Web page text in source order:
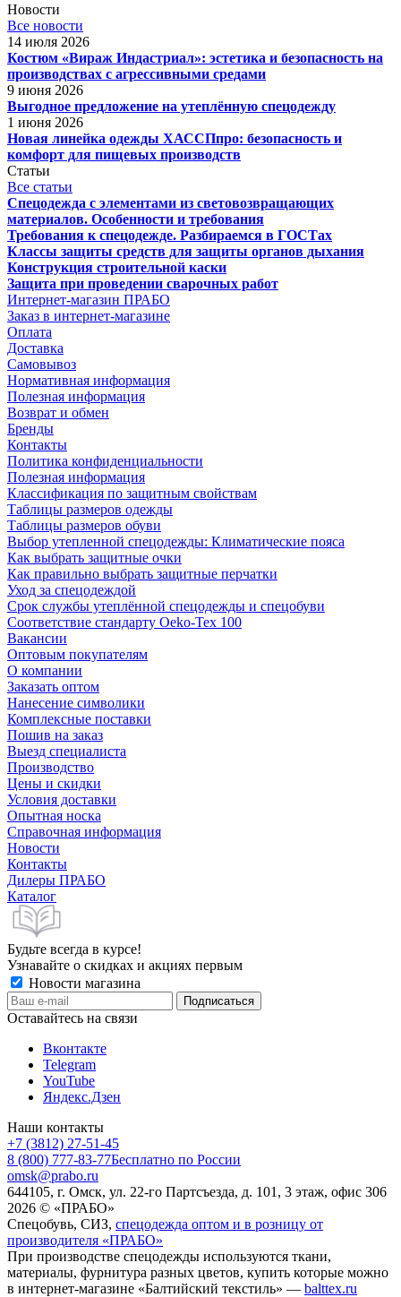
Новости
Все новости
14 июля 2026
Костюм «Вираж Индастриал»: эстетика и безопасность на
производствах с агрессивными средами
9 июня 2026
Выгодное предложение на утеплённую спецодежду
1 июня 2026
Новая линейка одежды ХАССПпро: безопасность и
комфорт для пищевых производств
Статьи
Все статьи
Спецодежда с элементами из световозвращающих
материалов. Особенности и требования
Требования к спецодежде. Разбираемся в ГОСТах
Классы защиты средств для защиты органов дыхания
Конструкция строительной каски
Защита при проведении сварочных работ
Интернет-магазин ПРАБО
Заказ в интернет-магазине
Оплата
Доставка
Самовывоз
Нормативная информация
Полезная информация
Возврат и обмен
Бренды
Контакты
Политика конфиденциальности
Полезная информация
Классификация по защитным свойствам
Таблицы размеров одежды
Таблицы размеров обуви
Выбор утепленной спецодежды: Климатические пояса
Как выбрать защитные очки
Как правильно выбрать защитные перчатки
Уход за спецодеждой
Срок службы утеплённой спецодежды и спецобуви
Соответствие стандарту Oeko-Tex 100
Вакансии
Оптовым покупателям
О компании
Заказать оптом
Нанесение символики
Комплексные поставки
Пошив на заказ
Выезд специалиста
Производство
Цены и скидки
Условия доставки
Опытная носка
Справочная информация
Новости
Контакты
Дилеры ПРАБО
Каталог
Будьте всегда в курсе!
Узнавайте о скидках и акциях первым
Новости магазина
Оставайтесь на связи
Вконтакте
Telegram
YouTube
Яндекс.Дзен
Наши контакты
+7 (3812) 27-51-45
8 (800) 777-83-77Бесплатно по России
omsk@prabo.ru
644105, г. Омск, ул. 22-го Партсъезда, д. 101, 3 этаж, офис 306
2026 © «ПРАБО»
Спецобувь, СИЗ, спецодежда оптом и в розницу от
производителя «ПРАБО»
При производстве спецодежды используются ткани,
материалы, фурнитура разных цветов, купить которые можно
в интернет-магазине «Балтийский текстиль» — balttex.ru